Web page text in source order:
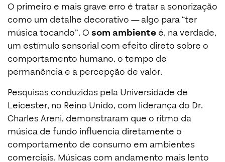
O primeiro e mais grave erro é tratar a sonorização
como um detalhe decorativo — algo para “ter
música tocando”. O som ambiente é, na verdade,
um estímulo sensorial com efeito direto sobre o
comportamento humano, o tempo de
permanência e a percepção de valor.
Pesquisas conduzidas pela Universidade de
Leicester, no Reino Unido, com liderança do Dr.
Charles Areni, demonstraram que o ritmo da
música de fundo influencia diretamente o
comportamento de consumo em ambientes
comerciais. Músicas com andamento mais lento